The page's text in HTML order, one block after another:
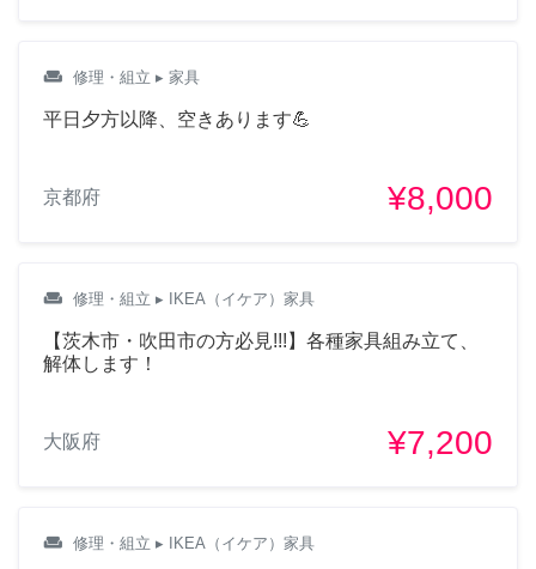
weekend 修理・組立 ▸ 家具
平日夕方以降、空きあります💪
京都府 ¥8,000
weekend 修理・組立 ▸ IKEA（イケア）家具
【茨木市・吹田市の方必見!!!】各種家具組み立て、
解体します！
大阪府 ¥7,200
weekend 修理・組立 ▸ IKEA（イケア）家具